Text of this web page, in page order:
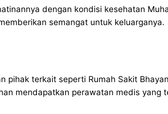
dengan kondisi kesehatan
semangat untuk keluarganya.
pihak terkait seperti Rumah Sakit
mendapatkan perawatan medis yang